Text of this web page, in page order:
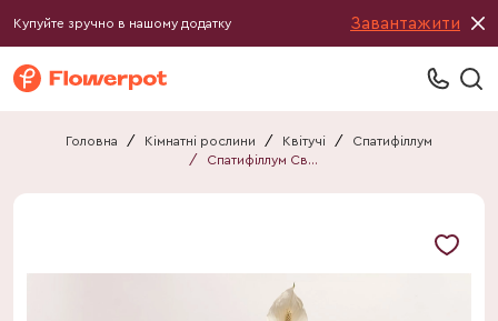
Купуйте зручно в нашому додатку Завантажити
Головна / Кімнатні рослини / Квітучі /
Спатифіллум
/
Спатифіллум Світ Сільвана